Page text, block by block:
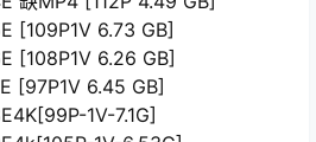
[109P1V 6.73 GB]
[108P1V 6.26 GB]
[97P1V 6.45 GB]
1V-7.1G]